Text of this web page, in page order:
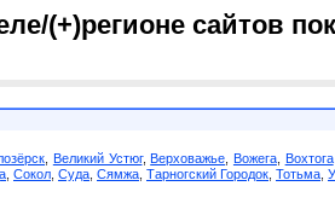
(+)регионе сайтов
Великий Устюг,Верховажье Вожега, Вохтога
Сокол Суда Сямжа Тарногский Городок Тотьма